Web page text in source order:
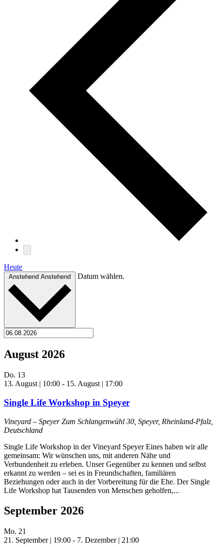
Heute
Anstehend Anstehend Datum wählen.
August 2026
Do. 13
13. August | 10:00 - 15. August | 17:00
Single Life Workshop in Speyer
Vineyard – SpeyerZum Schlangenwühl 30, Speyer, Rheinland-Pfalz,
Deutschland
Single Life Workshop in der Vineyard Speyer Eines haben wir alle
gemeinsam: Wir wünschen uns, mit anderen Nähe und
Verbundenheit zu erleben. Unser Gegenüber zu kennen und selbst
erkannt zu werden – sei es in Freundschaften, familiären
Beziehungen oder auch in der Vorbereitung für die Ehe. Der Single
Life Workshop hat Tausenden von Menschen geholfen,...
September 2026
Mo. 21
21. September | 19:00 - 7. Dezember | 21:00